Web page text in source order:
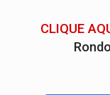
CLIQUE